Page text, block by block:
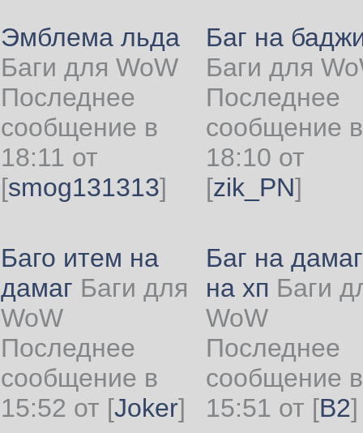
Эмблема льда
Баги для WoW
Последнее
сообщение в
18:11 от
[smog131313]
Баг на
Баги для
Последнее
сообщение в
18:10 от
[zik_PN]
Баго итем на
дамаг Баги для
WoW
Последнее
сообщение в
15:52 от [Joker]
Баг на
на хп Баги
WoW
Последнее
сообщение в
15:51 от [B2]